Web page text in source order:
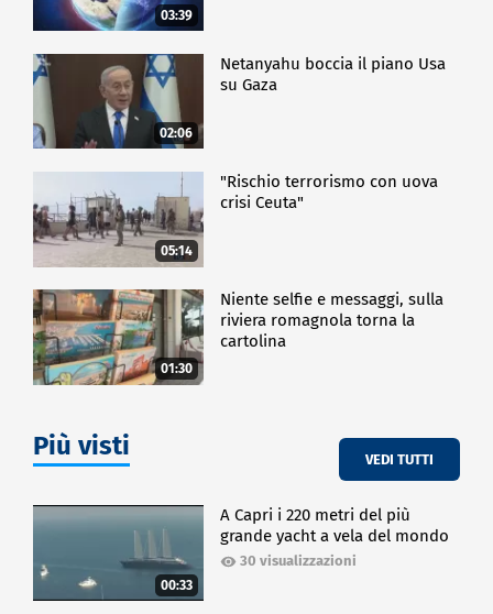
03:39
02:06
Netanyahu boccia il piano Usa
su Gaza
05:14
"Rischio terrorismo con uova
crisi Ceuta"
01:30
Niente selfie e messaggi, sulla
riviera romagnola torna la
cartolina
Più visti VEDI TUTTI
00:33
A Capri i 220 metri del più
grande yacht a vela del mondo
30 visualizzazioni